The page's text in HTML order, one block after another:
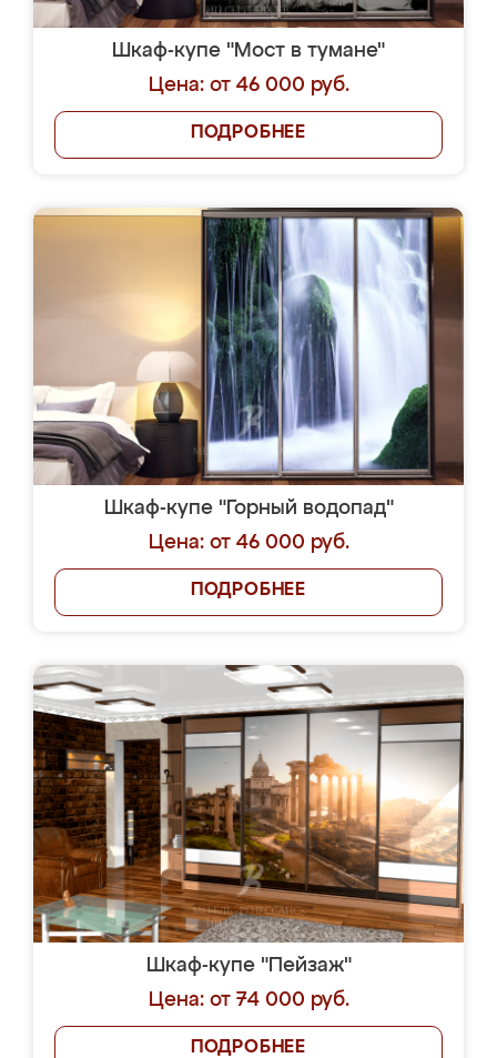
Шкаф-купе "Мост в тумане"
Цена: от 46 000 руб.
ПОДРОБНЕЕ
Шкаф-купе "Горный водопад"
Цена: от 46 000 руб.
ПОДРОБНЕЕ
Шкаф-купе "Пейзаж"
Цена: от 74 000 руб.
ПОДРОБНЕЕ